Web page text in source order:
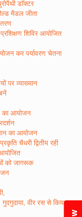
डाॅक्टर
मैडल जीता
शिविर आयोजित
कर पर्यावरण चेतना
पर व्याख्यान
का आयोजन
का आयोजन
चैधरी द्वितीय रही
को जागरूक
वीर रस से किया